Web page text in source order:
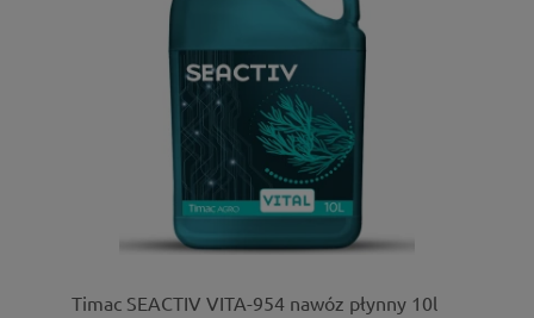
Timac SEACTIV VITA-954 nawóz płynny 10l